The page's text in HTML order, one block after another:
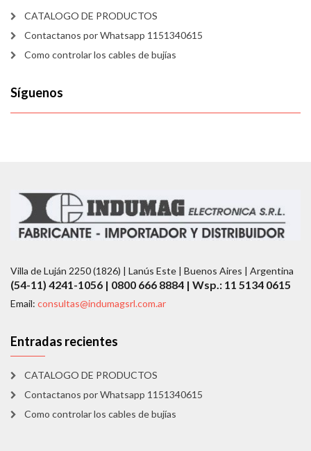
CATALOGO DE PRODUCTOS
Contactanos por Whatsapp 1151340615
Como controlar los cables de bujías
Síguenos
Villa de Luján 2250 (1826) | Lanús Este | Buenos Aires | Argentina
(54-11) 4241-1056 | 0800 666 8884 | Wsp.: 11 5134 0615
Email: consultas@indumagsrl.com.ar
Entradas recientes
CATALOGO DE PRODUCTOS
Contactanos por Whatsapp 1151340615
Como controlar los cables de bujías